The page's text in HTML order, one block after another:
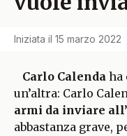
Iniziata il 15 marzo 2022
Carlo Calenda ha
un’altra: Carlo
armi da inviare
abbastanza grave,